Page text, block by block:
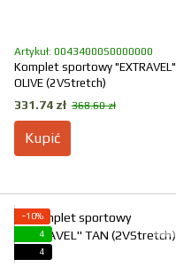
Artykuł: 00434000S0000000
Komplet sportowy "EXTRAVEL"
OLIVE (2VStretch)
331.74 zł 368.60 zł
Kupić
−10%
4
4